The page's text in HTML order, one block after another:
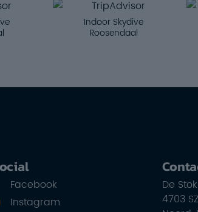
Indoor Skydive
Roosendaal
Facebook
Instagram
De
4703